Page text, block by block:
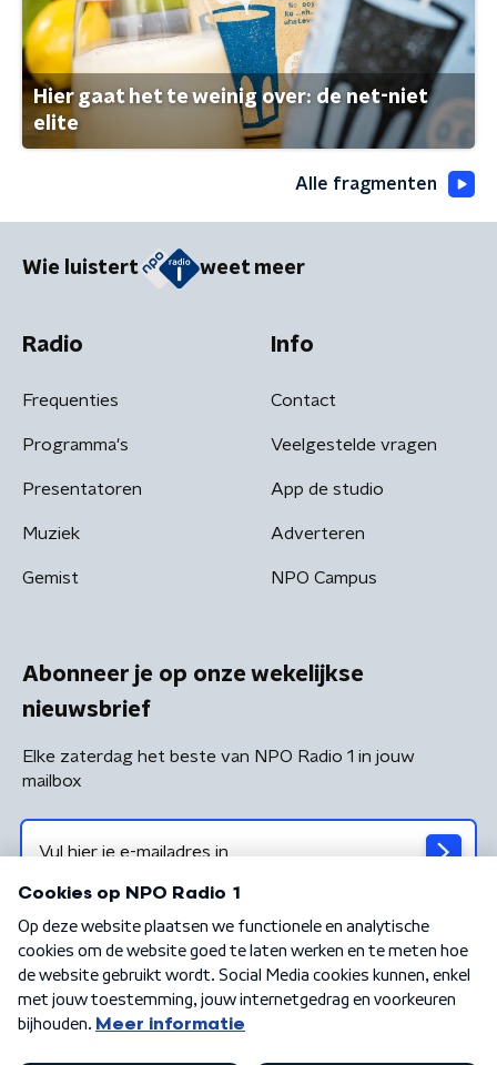
Hier gaat het te weinig over: de net-niet
elite
Alle fragmenten
Wie luistert weet meer
Radio
Frequenties
Programma's
Presentatoren
Muziek
Gemist
Info
Contact
Veelgestelde vragen
App de studio
Adverteren
NPO Campus
Abonneer je op onze wekelijkse
nieuwsbrief
Elke zaterdag het beste van NPO Radio 1 in jouw
mailbox
Algemene voorwaarden Privacybeleid